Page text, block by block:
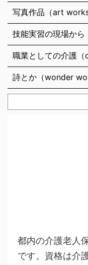
写真作品（art works
技能実習の現場か
職業としての介護
詩とか（wonder
都内の介護老人
です。資格は介